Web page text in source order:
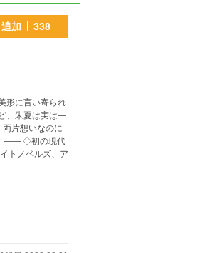
加 338
形に言い寄られ
トノベルズ、ア